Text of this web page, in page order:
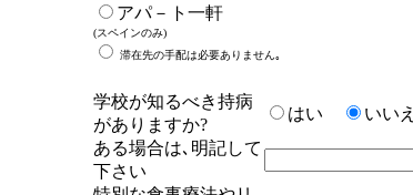
アパ－ト一軒
(スペインのみ)
滞在先の手配は必要ありません｡
学校が知るべき持病
がありますか?
はい
いいえ
ある場合は､明記して
下さい